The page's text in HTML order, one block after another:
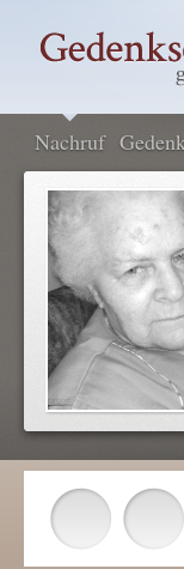
Nachruf